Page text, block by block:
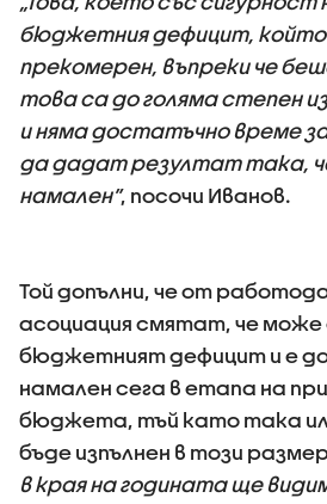
бюджетния дефицит, който
прекомерен, въпреки че
това са до голяма степен
и няма достатъчно време
да дадат резултат така,
намален”, посочи Иванов.
Той допълни, че от
асоциация смятат, че може
бюджетният дефицит и е
намален сега в етапа на
бюджета, тъй като така
бъде изпълнен в този
в края на годината ще